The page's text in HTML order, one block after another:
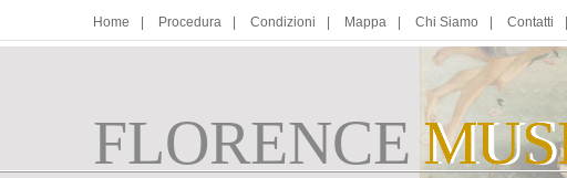
Home Procedura Condizioni Mappa Chi Siamo Contatti
FLORENCE MUS